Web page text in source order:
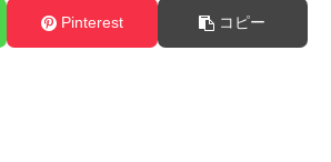
Pinterest コピー